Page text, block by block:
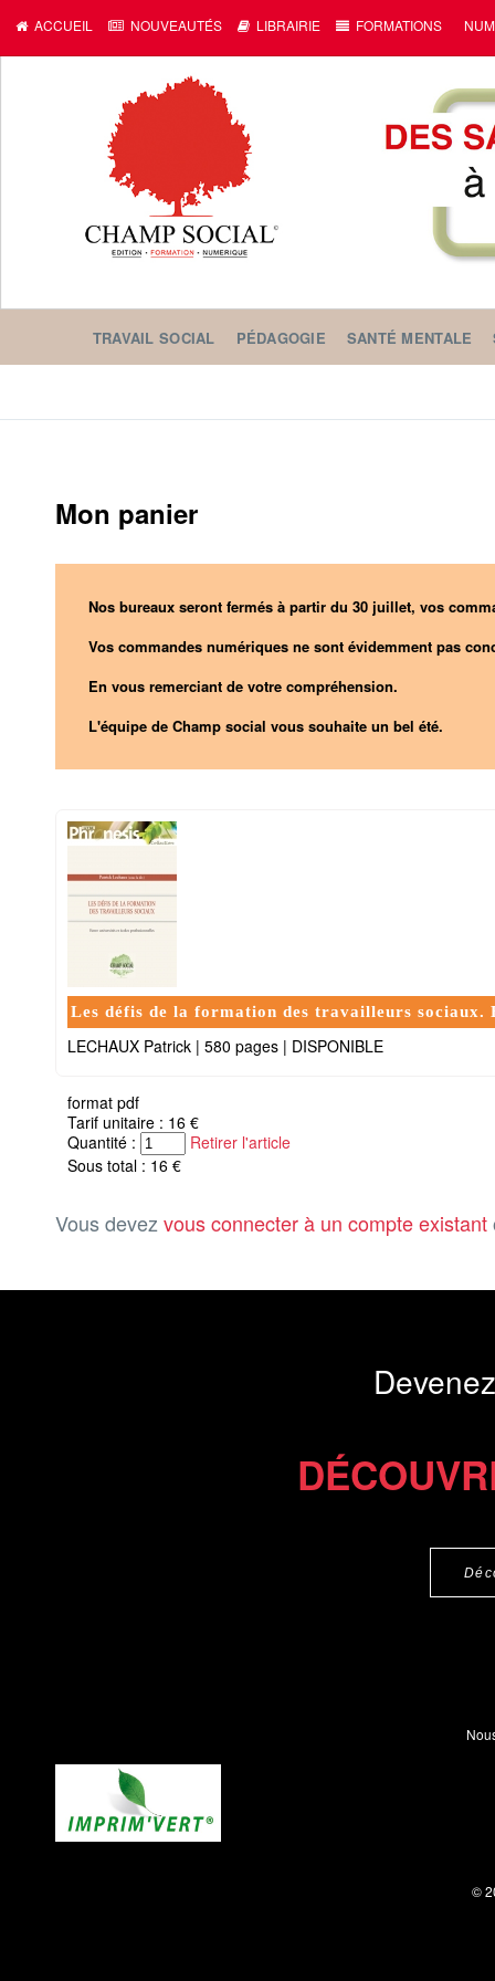
ACCUEIL NOUVEAUTÉS LIBRAIRIE FORMATIONS
TRAVAIL SOCIAL PÉDAGOGIE SANTÉ MENTALE
Mon panier
Nos bureaux seront fermés à partir du 30 juillet, vos
Vos commandes numériques ne sont évidemment pas
En vous remerciant de votre compréhension.
L'équipe de Champ social vous souhaite un bel été.
Les défis de la formation des travailleurs sociaux.
LECHAUX Patrick | 580 pages | DISPONIBLE
format pdf
Tarif unitaire : 16 €
Quantité :
Retirer l'article
Sous total : 16 €
Vous devez vous connecter à un compte existant
©